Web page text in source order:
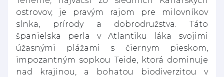
ostrovov, je pravým rajom pre milovníkov
slnka, prírody a dobrodružstva. Táto
španielska perla v Atlantiku láka svojimi
úžasnými plážami s čiernym pieskom,
impozantným sopkou Teide, ktorá dominuje
nad krajinou, a bohatou biodiverzitou v